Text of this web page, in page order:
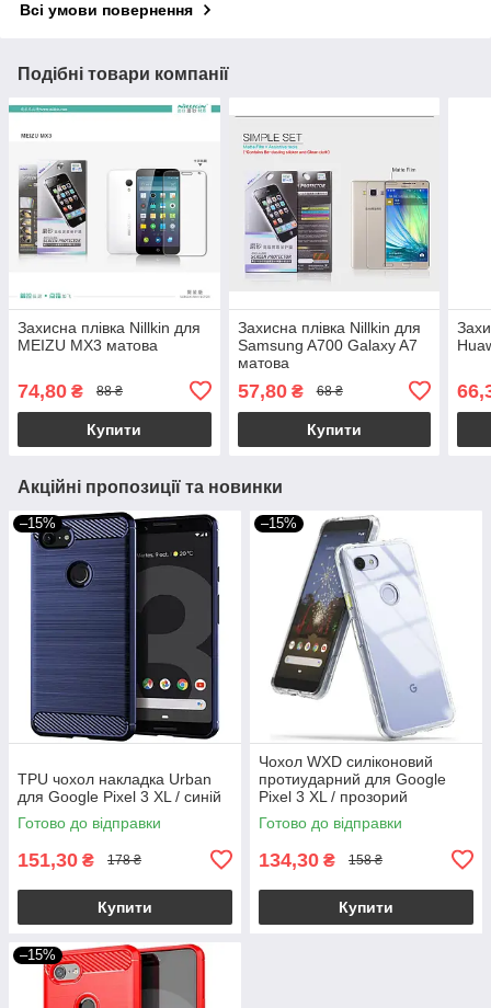
Всі умови повернення
Подібні товари компанії
Захисна плівка Nillkin для
MEIZU MX3 матова
74,80 ₴ 88 ₴
Купити
Захисна плівка Nillkin для
Samsung A700 Galaxy A7
матова
57,80₴ 68 ₴
Купити
Акційні пропозиції та новинки
–15%
TPU чохол накладка Urban
для Google Pixel 3 XL / синій
Готово до відправки
151,30 ₴ 178 ₴
Купити
–15%
Чохол WXD силіконовий
протиударний для Google
Pixel 3 XL / прозорий
Готово до відправки
134,30 ₴ 158 ₴
Купити
–15%